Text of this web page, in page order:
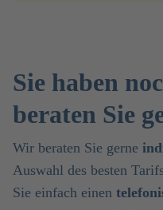
Sie haben
beraten Sie
Wir beraten Sie gerne
Auswahl des besten
Sie einfach einen